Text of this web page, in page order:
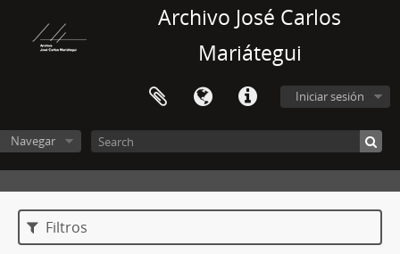
Archivo José Carlos
Mariátegui
Iniciar sesión
Navegar
Filtros